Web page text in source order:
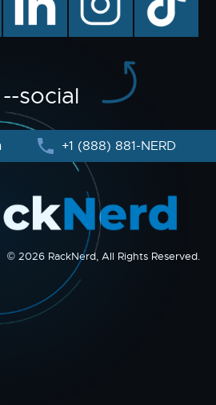
social
+1 (888) 881-NERD
© 2026 RackNerd, All Rights Reserved.